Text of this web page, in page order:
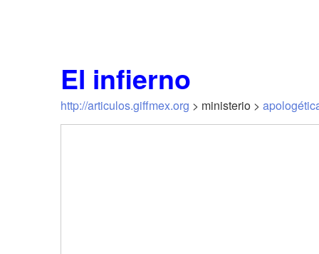
El infierno
http://articulos.giffmex.org > ministerio >